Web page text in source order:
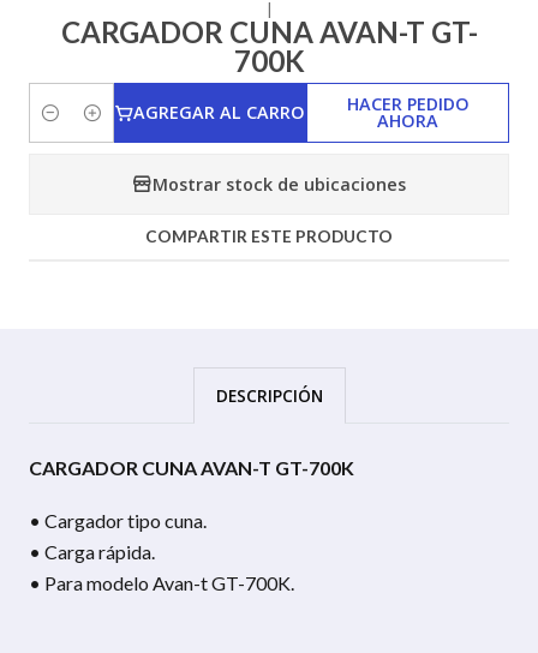
CARGADOR CUNA AVAN-T GT-
700K
Cantidad
AGREGAR AL CARRO HACER PEDIDO
AHORA
Mostrar stock de ubicaciones
COMPARTIR ESTE PRODUCTO
DESCRIPCIÓN
CARGADOR CUNA AVAN-T GT-700K
• Cargador tipo cuna.
• Carga rápida.
• Para modelo Avan-t GT-700K.